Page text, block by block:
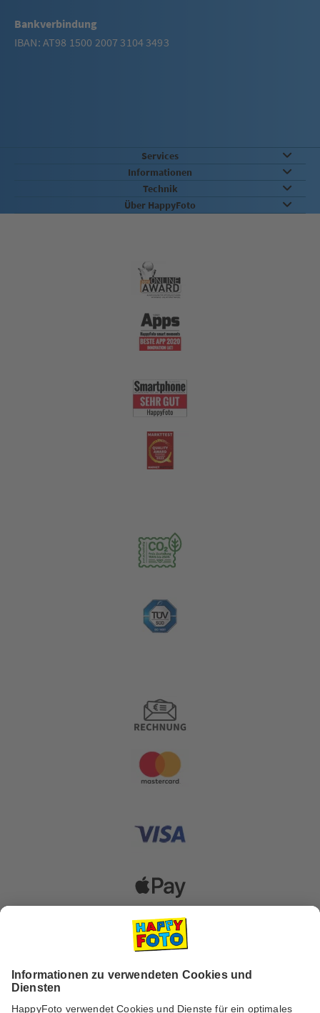
Bankverbindung
IBAN: AT98 1500 2007 3104 3493
Services
Informationen
Technik
Über HappyFoto
Versanddienstleister